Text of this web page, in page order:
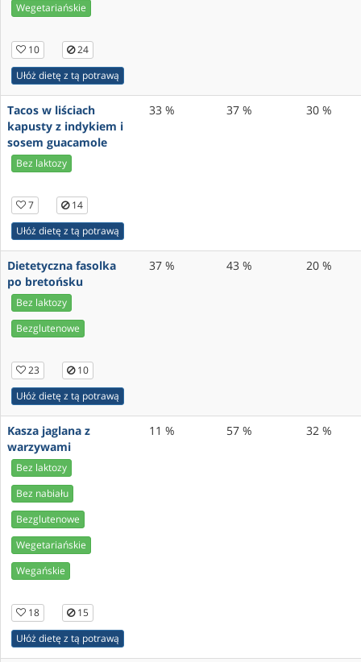
Wegetariańskie
10
24
Ułóż dietę z tą potrawą
Tacos w liściach
kapusty z indykiem i
sosem guacamole
Bez laktozy
7
14
Ułóż dietę z tą potrawą
33 % 37 % 30 %
Dietetyczna fasolka
po bretońsku
Bez laktozy
Bezglutenowe
23
10
Ułóż dietę z tą potrawą
37 % 43 % 20 %
Kasza jaglana z
warzywami
Bez laktozy
Bez nabiału
Bezglutenowe
Wegetariańskie
Wegańskie
18
15
Ułóż dietę z tą potrawą
11 % 57 % 32 %